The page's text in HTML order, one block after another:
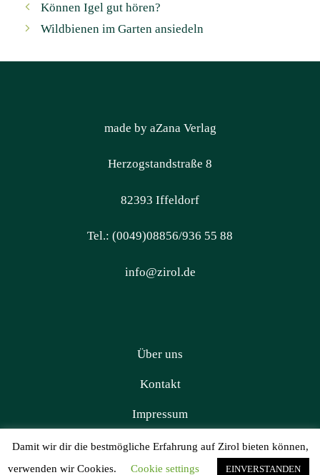
Können Igel gut hören?
Wildbienen im Garten ansiedeln
made by aZana Verlag
Herzogstandstraße 8
82393 Iffeldorf
Tel.: (0049)08856/936 55 88
info@zirol.de
Über uns
Kontakt
Impressum
Datenschutz
Damit wir dir die bestmögliche Erfahrung auf Zirol bieten können,
verwenden wir Cookies.
Cookie settings EINVERSTANDEN